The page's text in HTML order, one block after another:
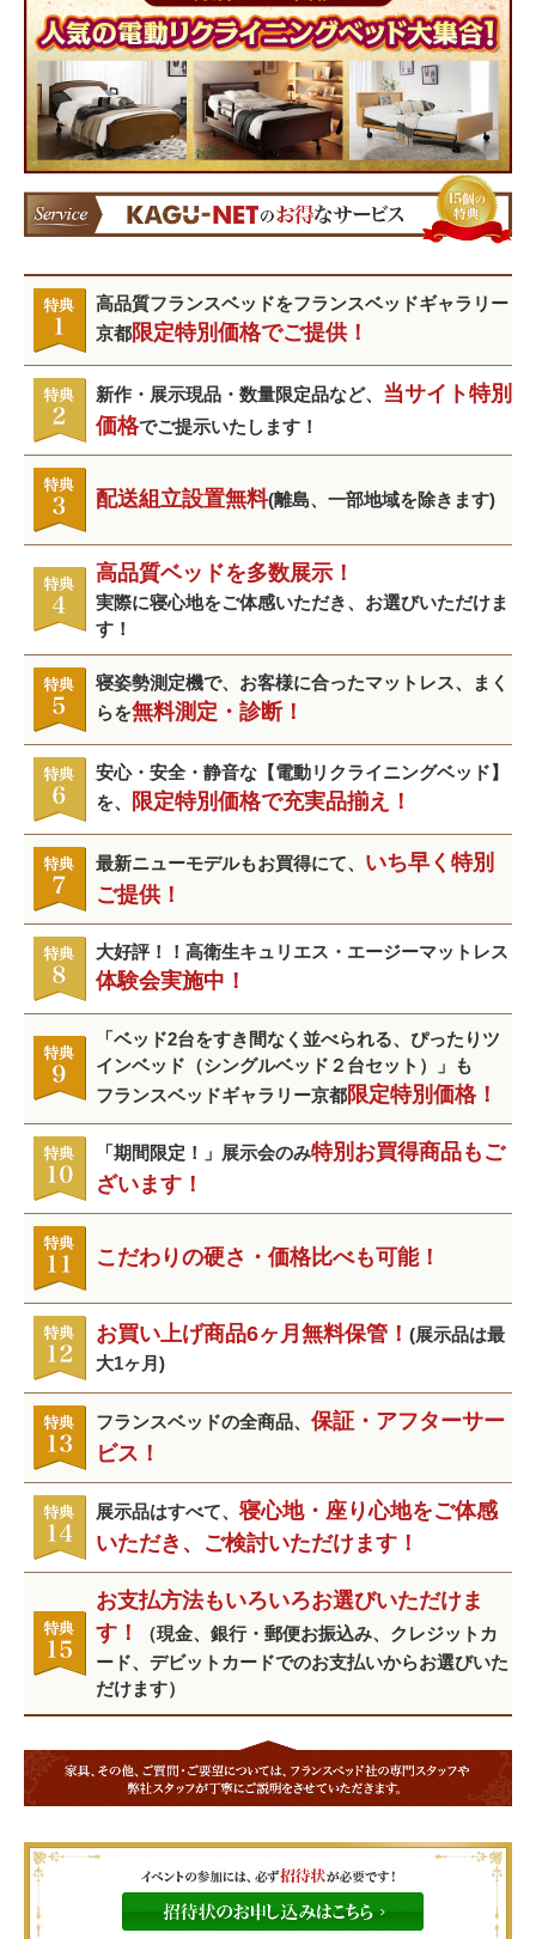
高品質フランスベッドをフランスベッドギャラリー
京都限定特別価格でご提供！
新作・展示現品・数量限定品など、 当サイト特別
価格でご提示いたします！
配送組立設置無料(離島、一部地域を除きます)
高品質ベッドを多数展示！
実際に寝心地をご体感いただき、お選びいただけま
す！
寝姿勢測定機で、お客様に合ったマットレス、まく
らを無料測定・診断！
安心・安全・静音な【電動リクライニングベッド】
を、
限定特別価格で充実品揃え！
最新ニューモデルもお買得にて、 いち早く特別
ご提供！
大好評！！高衛生キュリエス・エージーマットレス
体験会実施中！
「ベッド2台をすき間なく並べられる、ぴったりツ
インベッド（シングルベッド２台セット）」も
フランスベッドギャラリー京都限定特別価格！
「期間限定！」展示会のみ特別お買得商品もご
ざいます！
こだわりの硬さ・価格比べも可能！
お買い上げ商品6ヶ月無料保管！ (展示品は最
大1ヶ月)
フランスベッドの全商品、 保証・アフターサー
ビス！
展示品はすべて、寝心地・座り心地をご体感
いただき、ご検討いただけます！
お支払方法もいろいろお選びいただけま
す！
（現金、銀行・郵便お振込み、クレジットカ
ード、デビットカードでのお支払いからお選びいた
だけます）